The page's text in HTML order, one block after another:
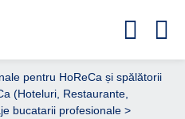
pentru HoReCa și spălătorii
(Hoteluri, Restaurante,
bucatarii profesionale >